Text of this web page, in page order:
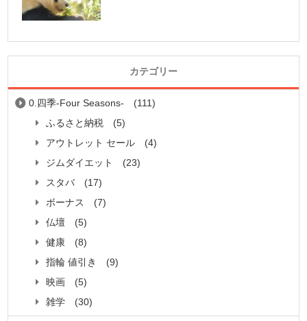
カテゴリー
0.四季-Four Seasons-
(111)
ふるさと納税
(5)
アウトレット セール
(4)
ジムダイエット
(23)
スタバ
(17)
ボーナス
(7)
仏壇
(5)
健康
(8)
指輪 値引き
(9)
映画
(5)
雑学
(30)